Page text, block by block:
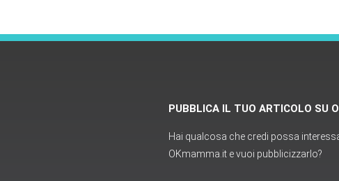
PUBBLICA IL TUO ARTICOLO SU
Hai qualcosa che credi possa
OKmamma.it e vuoi pubblicizzarlo?